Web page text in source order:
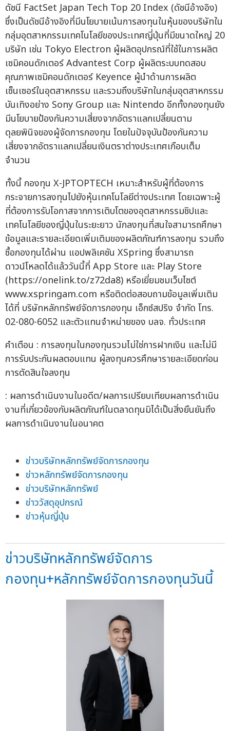
ดัชนี FactSet Japan Tech Top 20 Index (ดัชนีอ้างอิง)
ซึ่งเป็นดัชนีอ้างอิงที่มีนโยบายเน้นการลงทุนในหุ้นของบริษัทใน
กลุ่มอุตสาหกรรมเทคโนโลยีของประเทศญี่ปุ่นที่มีขนาดใหญ่ 20
บริษัท เช่น Tokyo Electron ผู้ผลิตอุปกรณ์ที่ใช้ในการผลิต
เซมิคอนดักเตอร์ Advantest Corp ผู้ผลิตระบบทดสอบ
คุณภาพเซมิคอนดักเตอร์ Keyence ผู้นำด้านการผลิต
เซ็นเซอร์ในอุตสาหกรรม และรวมถึงบริษัทในกลุ่มอุตสาหกรรม
บันเทิงอย่าง Sony Group และ Nintendo อีกทั้งกองทุนยัง
มีนโยบายป้องกันความเสี่ยงจากอัตราแลกเปลี่ยนตาม
ดุลยพินิจของผู้จัดการกองทุน โดยในปัจจุบันป้องกันความ
เสี่ยงจากอัตราแลกเปลี่ยนเงินตราต่างประเทศเกือบเต็ม
จำนวน
ทั้งนี้ กองทุน X-JPTOPTECH เหมาะสำหรับผู้ที่ต้องการ
กระจายการลงทุนไปยังหุ้นเทคโนโลยีต่างประเทศ โดยเฉพาะผู้
ที่ต้องการรับโอกาสจากการเติบโตของอุตสาหกรรมชิปและ
เทคโนโลยีของญี่ปุ่นในระยะยาว นักลงทุนที่สนใจสามารถศึกษา
ข้อมูลและรายละเอียดเพิ่มเติมของผลิตภัณฑ์การลงทุน รวมถึง
ซื้อกองทุนได้ผ่าน แอปพลิเคชัน XSpring ซึ่งสามารถ
ดาวน์โหลดได้แล้ววันนี้ที่ App Store และ Play Store
(https://onelink.to/z72da8) หรือเยี่ยมชมเว็บไซต์
www.xspringam.com หรือติดต่อสอบถามข้อมูลเพิ่มเติม
ได้ที่ บริษัทหลักทรัพย์จัดการกองทุน เอ็กซ์สปริง จำกัด โทร.
02-080-6052 และตัวแทนจำหน่ายของ บลจ. ทั่วประเทศ
คำเตือน : การลงทุนในกองทุนรวมไม่ใช่การฝากเงิน และไม่มี
การรับประกันผลตอบแทน ผู้ลงทุนควรศึกษารายละเอียดก่อน
การตัดสินใจลงทุน
: ผลการดำเนินงานในอดีต/ผลการเปรียบเทียบผลการดำเนิน
งานที่เกี่ยวข้องกับผลิตภัณฑ์ในตลาดทุนมิได้เป็นสิ่งยืนยันถึง
ผลการดำเนินงานในอนาคต
ข่าวบริษัทหลักทรัพย์จัดการกองทุน
ข่าวหลักทรัพย์จัดการกองทุน
ข่าวบริษัทหลักทรัพย์
ข่าววัสดุอุปกรณ์
ข่าวหุ้นญี่ปุ่น
ข่าวบริษัทหลักทรัพย์จัดการ
กองทุน+หลักทรัพย์จัดการกองทุนวันนี้